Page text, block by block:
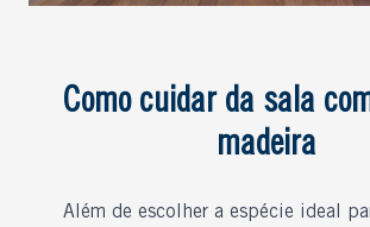
Como cuidar da sala
madeira
Além de escolher a espécie ideal